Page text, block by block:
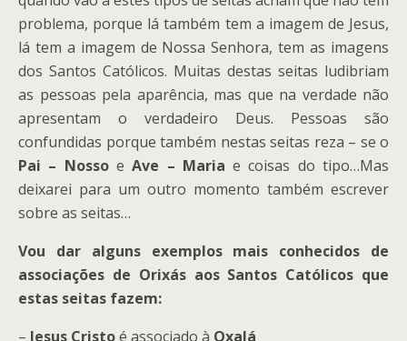
problema, porque lá também tem a imagem de Jesus,
lá tem a imagem de Nossa Senhora, tem as imagens
dos Santos Católicos. Muitas destas seitas ludibriam
as pessoas pela aparência, mas que na verdade não
apresentam o verdadeiro Deus. Pessoas são
confundidas porque também nestas seitas reza – se o
Pai – NossoeAve – Maria e coisas do tipo…Mas
deixarei para um outro momento também escrever
sobre as seitas…
Vou dar alguns exemplos mais conhecidos de
associações de Orixás aos Santos Católicos que
estas seitas fazem:
– Jesus Cristoé associado à Oxalá